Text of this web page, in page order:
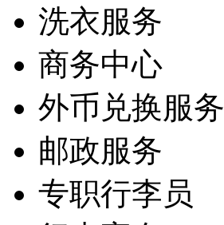
洗衣服务
商务中心
外币兑换服务
邮政服务
专职行李员